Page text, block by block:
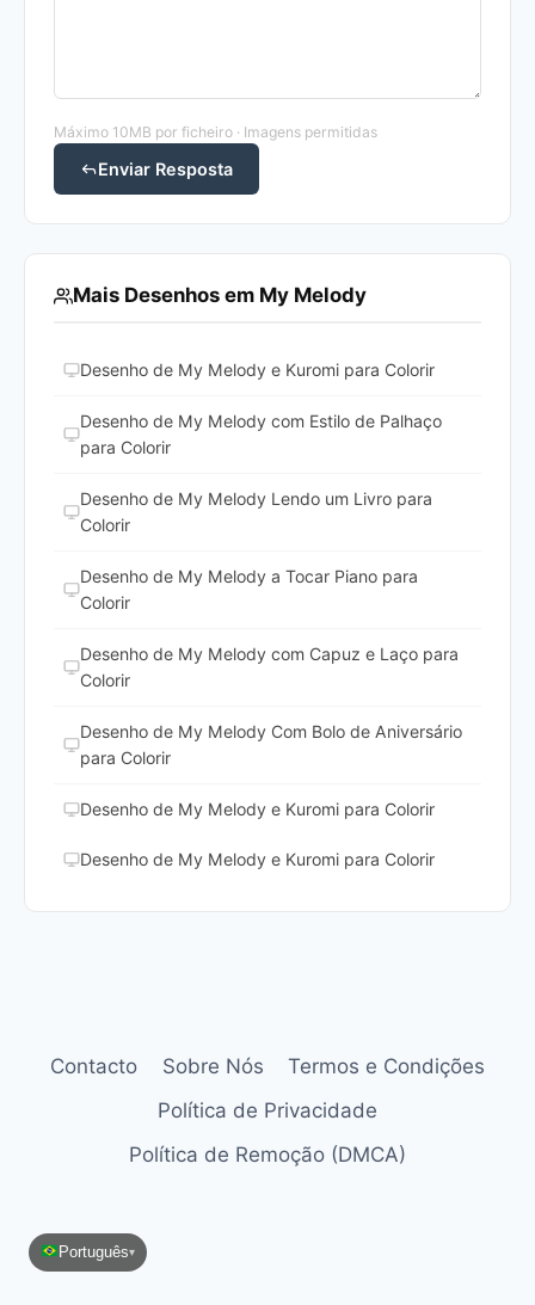
Máximo 10MB por ficheiro · Imagens permitidas
Enviar Resposta
Mais Desenhos em My Melody
Desenho de My Melody e Kuromi para Colorir
Desenho de My Melody com Estilo de Palhaço
para Colorir
Desenho de My Melody Lendo um Livro para
Colorir
Desenho de My Melody a Tocar Piano para
Colorir
Desenho de My Melody com Capuz e Laço para
Colorir
Desenho de My Melody Com Bolo de Aniversário
para Colorir
Desenho de My Melody e Kuromi para Colorir
Desenho de My Melody e Kuromi para Colorir
Contacto Sobre Nós
Termos e Condições
Política de Privacidade
Política de Remoção (DMCA)
Português▾